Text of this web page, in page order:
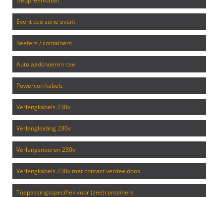
event cee serie event
reefers / containers
autolaadsnoeren cee
powercon kabels
verlengkabels 230v
verlengleiding 230v
verlengsnoeren 230v
verlengkabels 230v met contact verdeeldoos
toepassingsspecifiek voor (zee)containers